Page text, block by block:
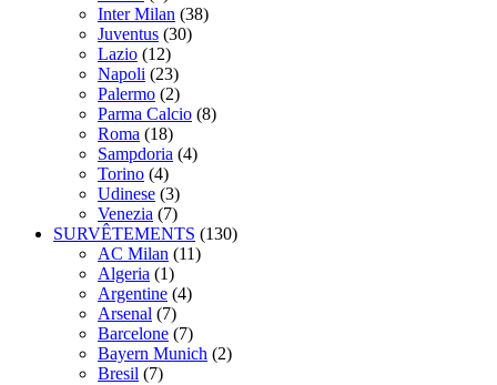
Inter Milan (38)
Juventus (30)
Lazio (12)
Napoli (23)
Palermo (2)
Parma Calcio (8)
Roma (18)
Sampdoria (4)
Torino (4)
Udinese (3)
Venezia (7)
SURVÊTEMENTS (130)
AC Milan (11)
Algeria (1)
Argentine (4)
Arsenal (7)
Barcelone (7)
Bayern Munich (2)
Bresil (7)